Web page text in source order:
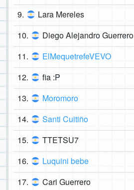
9. Lara Mereles
10. Diego Alejandro Guerrero
11. ElMequetrefeVEVO
12. fia :P
13. Moromoro
14. Santi Cuitiño
15. TTETSU7
16. Luquini bebe
17. Cari Guerrero